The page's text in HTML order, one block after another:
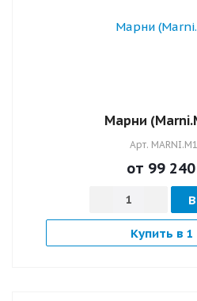
Марни
Арт.
от 99 240
Купить в 1